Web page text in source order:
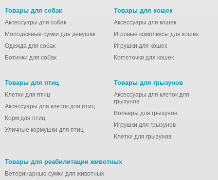
Товары для собак
Аксессуары для собак
Молодёжные сумки для девушек
Одежда для собак
Ботинки для собак
Товары для кошек
Аксессуары для кошек
Игровые комплексы для кошек
Игрушки для кошек
Когтеточки для кошек
Товары для птиц
Клетки для птиц
Аксессуары для клеток для птиц
Корм для птиц
Уличные кормушки для птиц
Товары для грызунов
Аксессуары для клеток для
грызунов
Вольеры для грызунов
Игрушки для грызунов
Клетки для грызунов
Товары для реабилитации животных
Ветеринарные сумки для животных